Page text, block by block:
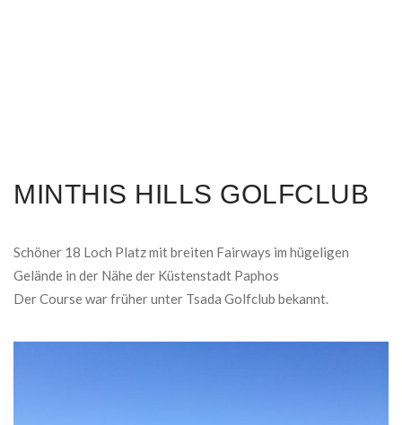
MINTHIS HILLS GOLFCLUB
Schöner 18 Loch Platz mit breiten Fairways im hügeligen
Gelände in der Nähe der Küstenstadt Paphos
Der Course war früher unter Tsada Golfclub bekannt.